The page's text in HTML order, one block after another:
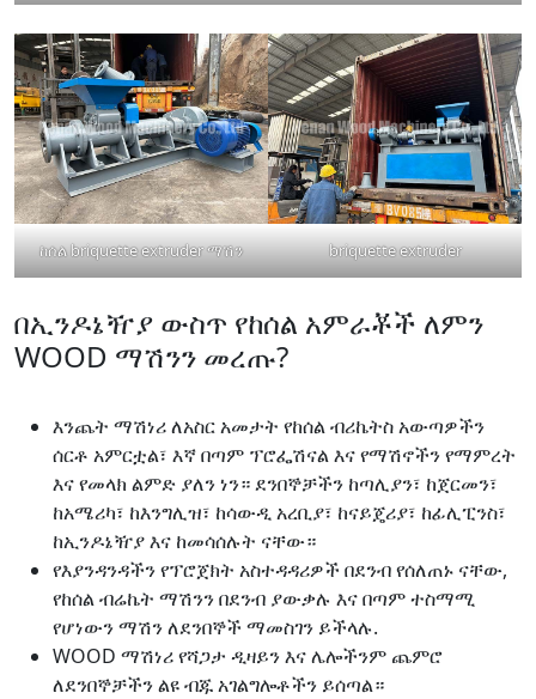
ከሰል briquette extruder ማሽን briquette extruder
በኢንዶኔዥያ ውስጥ የከሰል አምራቾች ለምን
WOOD ማሽንን መረጡ?
እንጨት ማሽነሪ ለአስር አመታት የከሰል ብሪኬትስ አውጣዎችን
ሰርቶ አምርቷል፣ እኛ በጣም ፕሮፌሽናል እና የማሽኖችን የማምረት
እና የመላክ ልምድ ያለን ነን። ደንበኞቻችን ከጣሊያን፣ ከጀርመን፣
ከአሜሪካ፣ ከእንግሊዝ፣ ከሳውዲ አረቢያ፣ ከናይጄሪያ፣ ከፊሊፒንስ፣
ከኢንዶኔዥያ እና ከመሳሰሉት ናቸው።
የእያንዳንዳችን የፕሮጀክት አስተዳዳሪዎች በደንብ የሰለጠኑ ናቸው,
የከሰል ብሬኬት ማሽንን በደንብ ያውቃሉ እና በጣም ተስማሚ
የሆነውን ማሽን ለደንበኞች ማመስገን ይችላሉ.
WOOD ማሽነሪ የሻጋታ ዲዛይን እና ሌሎችንም ጨምሮ
ለደንበኞቻችን ልዩ ብጁ አገልግሎቶችን ይሰጣል።